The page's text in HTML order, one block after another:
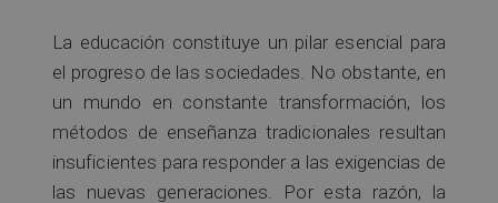
La educación constituye un pilar esencial para
el progreso de las sociedades. No obstante, en
un mundo en constante transformación, los
métodos de enseñanza tradicionales resultan
insuficientes para responder a las exigencias de
las nuevas generaciones. Por esta razón, la